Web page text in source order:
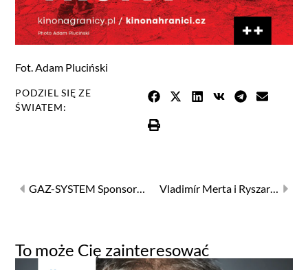
Fot. Adam Pluciński
PODZIEL SIĘ ZE
ŚWIATEM:
GAZ-SYSTEM Sponsorem Głównym 28. Kina na Granicy/ Hranici Vladimír Merta i Ryszard Krynicki – muzyczny wieczór poetycki Kina na Granicy
To może Cię zainteresować